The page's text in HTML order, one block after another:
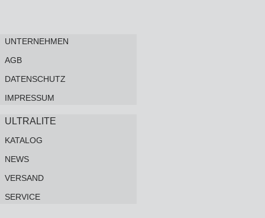
UNTERNEHMEN
AGB
DATENSCHUTZ
IMPRESSUM
ULTRALITE
KATALOG
NEWS
VERSAND
SERVICE